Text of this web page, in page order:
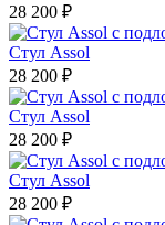
28 200 ₽
Стул Assol
28 200 ₽
Стул Assol
28 200 ₽
Стул Assol
28 200 ₽